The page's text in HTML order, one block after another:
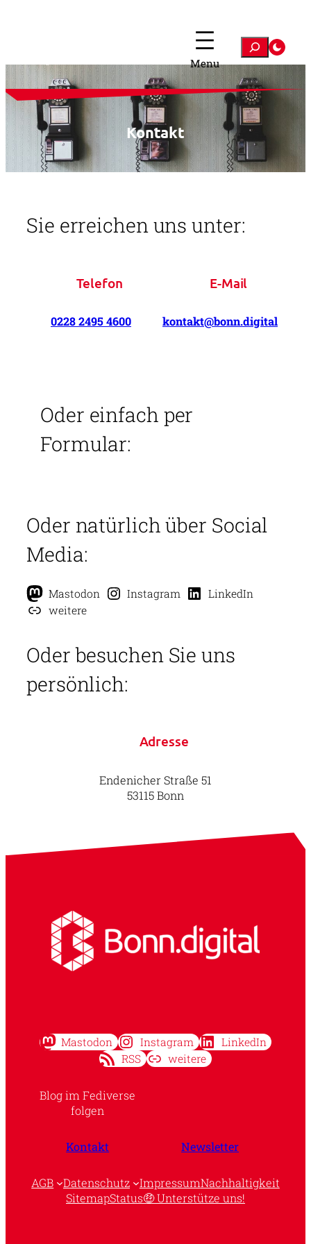
Suchen
Kontakt
Sie erreichen uns unter:
Telefon
0228 2495 4600
E-Mail
kontakt@bonn.digital
Oder einfach per
Formular:
Oder natürlich über Social
Media:
Mastodon Instagram
LinkedIn
weitere
Oder besuchen Sie uns
persönlich:
Adresse
Endenicher Straße 51
53115 Bonn
Mastodon Instagram
LinkedIn
RSS
weitere
Blog im Fediverse
folgen
Kontakt Newsletter
AGB Datenschutz ImpressumNachhaltigkeit
SitemapStatus🤑 Unterstütze uns!